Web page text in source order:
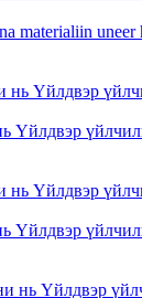
materialiin uneer